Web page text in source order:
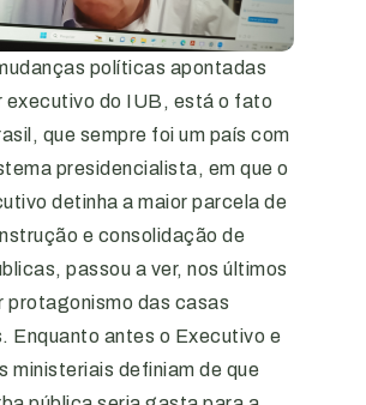
políticas apontadas
executivo do IUB, está o fato
que sempre foi um país com
presidencialista, em que o
detinha a maior parcela de
e consolidação de
passou a ver, nos últimos
protagonismo das casas
Enquanto antes o Executivo e
ministeriais definiam de que